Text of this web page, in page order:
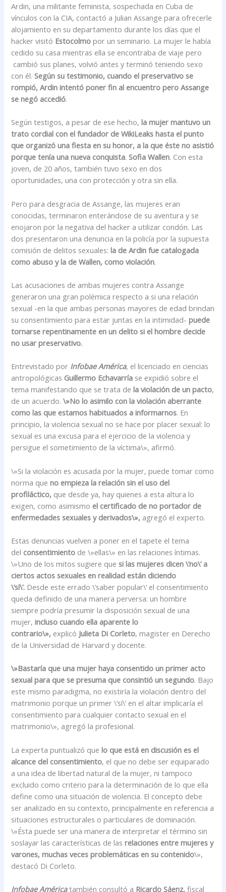
Ardin, una militante feminista, sospechada en Cuba de
vínculos con la CIA, contactó a Julian Assange para ofrecerle
alojamiento en su departamento durante los días que el
hacker visitó Estocolmo por un seminario. La mujer le había
cedido su casa mientras ella se encontraba de viaje pero
cambió sus planes, volvió antes y terminó teniendo sexo
con él.Según su testimonio, cuando el preservativo se
rompió, Ardin intentó poner fin al encuentro pero Assange
se negó accedió.
Según testigos, a pesar de ese hecho,la mujer mantuvo un
trato cordial con el fundador de WikiLeaks hasta el punto
que organizó una fiesta en su honor, a la que éste no asistió
porque tenía una nueva conquista.Sofia Wallen. Con esta
joven, de 20 años, también tuvo sexo en dos
oportunidades, una con protección y otra sin ella.
Pero para desgracia de Assange, las mujeres eran
conocidas, terminaron enterándose de su aventura y se
enojaron por la negativa del hacker a utilizar condón. Las
dos presentaron una denuncia en la policía por la supuesta
comisión de delitos sexuales:la de Ardin fue catalogada
como abuso y la de Wallen, como violación.
Las acusaciones de ambas mujeres contra Assange
generaron una gran polémica respecto a si una relación
sexual -en la que ambas personas mayores de edad brindan
su consentimiento para estar juntas en la intimidad-puede
tornarse repentinamente en un delito si el hombre decide
no usar preservativo.
Entrevistado por Infobae América, el licenciado en ciencias
antropológicas Guillermo Echavarría se expidió sobre el
tema manifestando que se trata dela violación de un pacto,
de un acuerdo. \»No lo asimilo con la violación aberrante
como las que estamos habituados a informarnos. En
principio, la violencia sexual no se hace por placer sexual: lo
sexual es una excusa para el ejercicio de la violencia y
persigue el sometimiento de la víctima\», afirmó.
\»Si la violación es acusada por la mujer, puede tomar como
norma queno empieza la relación sin el uso del
profiláctico, que desde ya, hay quienes a esta altura lo
exigen, como asimismo el certificado de no portador de
enfermedades sexuales y derivados\», agregó el experto.
Estas denuncias vuelven a poner en el tapete el tema
del consentimiento de \»ellas\» en las relaciones íntimas.
\»Uno de los mitos sugiere que si las mujeres dicen \’no\’ a
ciertos actos sexuales en realidad están diciendo
\’sí\’. Desde este errado \’saber popular\’ el consentimiento
queda definido de una manera perversa: un hombre
siempre podría presumir la disposición sexual de una
mujer, incluso cuando ella aparente lo
contrario\», explicó Julieta Di Corleto, magister en Derecho
de la Universidad de Harvard y docente.
\»Bastaría que una mujer haya consentido un primer acto
sexual para que se presuma que consintió un segundo. Bajo
este mismo paradigma, no existiría la violación dentro del
matrimonio porque un primer \’sí\’ en el altar implicaría el
consentimiento para cualquier contacto sexual en el
matrimonio\», agregó la profesional.
La experta puntualizó que lo que está en discusión es el
alcance del consentimiento, el que no debe ser equiparado
a una idea de libertad natural de la mujer, ni tampoco
excluido como criterio para la determinación de lo que ella
define como una situación de violencia. El concepto debe
ser analizado en su contexto, principalmente en referencia a
situaciones estructurales o particulares de dominación.
\»Ésta puede ser una manera de interpretar el término sin
soslayar las características de lasrelaciones entre mujeres y
varones, muchas veces problemáticas en su contenido\»,
destacó Di Corleto.
Infobae Américatambién consultó a Ricardo Sáenz, fiscal